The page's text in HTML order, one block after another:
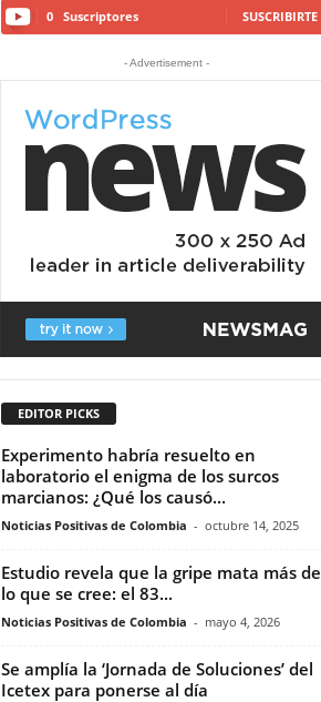
0 Suscriptores SUSCRIBIRTE
- Advertisement -
EDITOR PICKS
Experimento habría resuelto en
laboratorio el enigma de los surcos
marcianos: ¿Qué los causó...
Noticias Positivas de Colombia - octubre 14, 2025
Estudio revela que la gripe mata más de
lo que se cree: el 83...
Noticias Positivas de Colombia - mayo 4, 2026
Se amplía la ‘Jornada de Soluciones’ del
Icetex para ponerse al día